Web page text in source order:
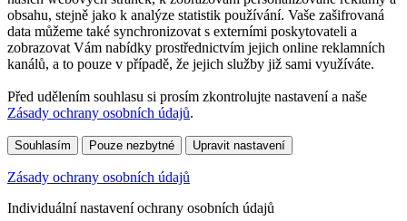
obsahu, stejně jako k analýze statistik používání. Vaše zašifrovaná
data můžeme také synchronizovat s externími poskytovateli a
zobrazovat Vám nabídky prostřednictvím jejich online reklamních
kanálů, a to pouze v případě, že jejich služby již sami využíváte.
Před udělením souhlasu si prosím zkontrolujte nastavení a naše
Zásady ochrany osobních údajů.
Souhlasím Pouze nezbytné Upravit nastavení
Zásady ochrany osobních údajů
Individuální nastavení ochrany osobních údajů